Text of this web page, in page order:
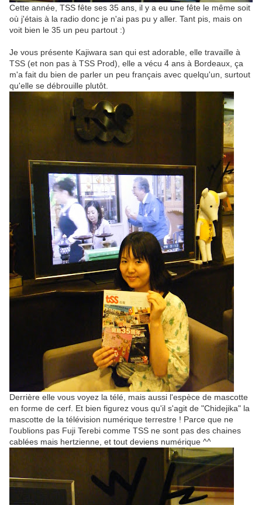
Cette année, TSS fête ses 35 ans, il y a eu une fête le même soit
où j'étais à la radio donc je n'ai pas pu y aller. Tant pis, mais on
voit bien le 35 un peu partout :)
Je vous présente Kajiwara san qui est adorable, elle travaille à
TSS (et non pas à TSS Prod), elle a vécu 4 ans à Bordeaux, ça
m'a fait du bien de parler un peu français avec quelqu'un, surtout
qu'elle se débrouille plutôt.
Derrière elle vous voyez la télé, mais aussi l'espèce de mascotte
en forme de cerf. Et bien figurez vous qu'il s'agit de "Chidejika" la
mascotte de la télévision numérique terrestre ! Parce que ne
l'oublions pas Fuji Terebi comme TSS ne sont pas des chaines
cablées mais hertzienne, et tout deviens numérique ^^